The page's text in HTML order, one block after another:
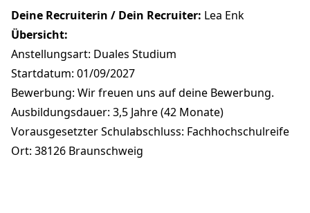
Deine Recruiterin / Dein Recruiter: Lea Enk
Übersicht:
Anstellungsart: Duales Studium
Startdatum: 01/09/2027
Bewerbung: Wir freuen uns auf deine Bewerbung.
Ausbildungsdauer: 3,5 Jahre (42 Monate)
Vorausgesetzter Schulabschluss: Fachhochschulreife
Ort: 38126 Braunschweig